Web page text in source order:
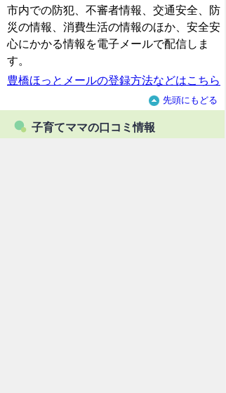
市内での防犯、不審者情報、交通安全、防
災の情報、消費生活の情報のほか、安全安
心にかかる情報を電子メールで配信しま
す。
豊橋ほっとメールの登録方法などはこちら
先頭にもどる
子育てママの口コミ情報